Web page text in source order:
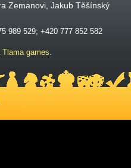
Zemanovi, Jakub Těšínský
989 529; +420 777 852 582
Tlama games.